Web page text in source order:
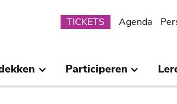
Submenu
TICKETS Agenda
Participeren